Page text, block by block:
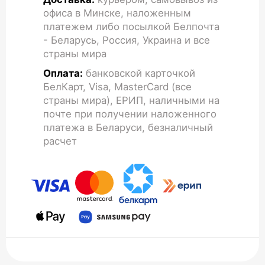
офиса в Минске, наложенным
платежем либо посылкой Белпочта
- Беларусь, Россия, Украина и все
страны мира
Оплата: банковской карточкой
БелКарт, Visa, MasterCard (все
страны мира), ЕРИП, наличными на
почте при получении наложенного
платежа в Беларуси, безналичный
расчет